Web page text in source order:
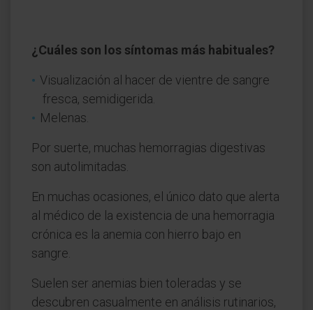
¿Cuáles son los síntomas más habituales?
Visualización al hacer de vientre de sangre
fresca, semidigerida.
Melenas.
Por suerte, muchas hemorragias digestivas
son autolimitadas.
En muchas ocasiones, el único dato que alerta
al médico de la existencia de una hemorragia
crónica es la anemia con hierro bajo en
sangre.
Suelen ser anemias bien toleradas y se
descubren casualmente en análisis rutinarios,